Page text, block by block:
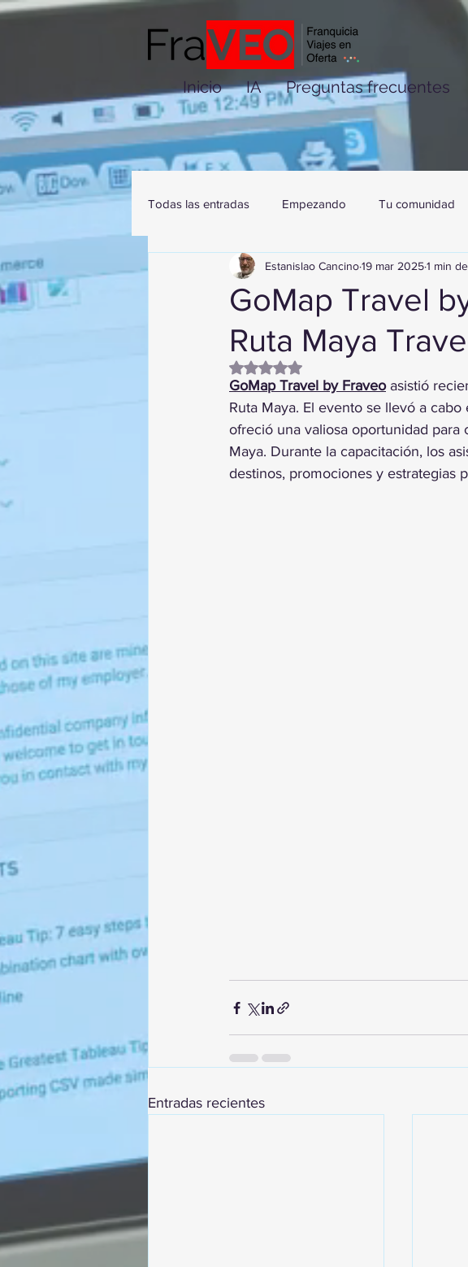
Inicio IA Preguntas frecuentes
Todas las entradas Empezando Tu comunidad
GoMap Travel
Ruta Maya
Estanislao Cancino19 mar 20251 min
Obtuvo NaN de 5 estrellas.
GoMap Travel by Fraveo asistió
Ruta Maya. El evento se llevó a
ofreció una valiosa oportunidad
Maya. Durante la capacitación, los
destinos, promociones y estrategias
Entradas recientes